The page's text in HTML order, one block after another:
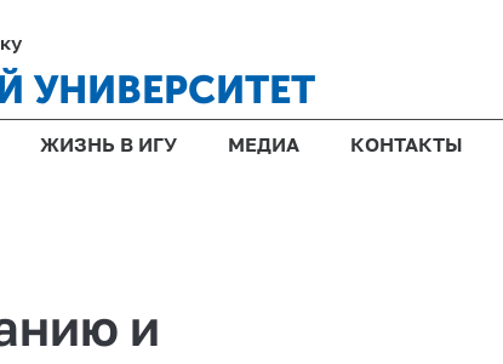
УНИВЕРСИТЕТ
ЖИЗНЬ В ИГУ МЕДИА КОНТАКТЫ
и